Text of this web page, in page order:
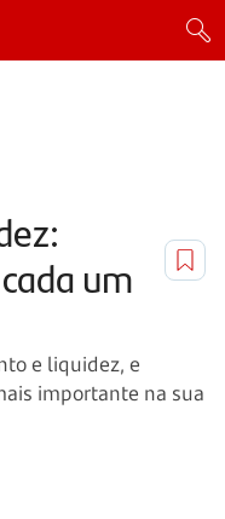
um
e liquidez, e
importante na sua